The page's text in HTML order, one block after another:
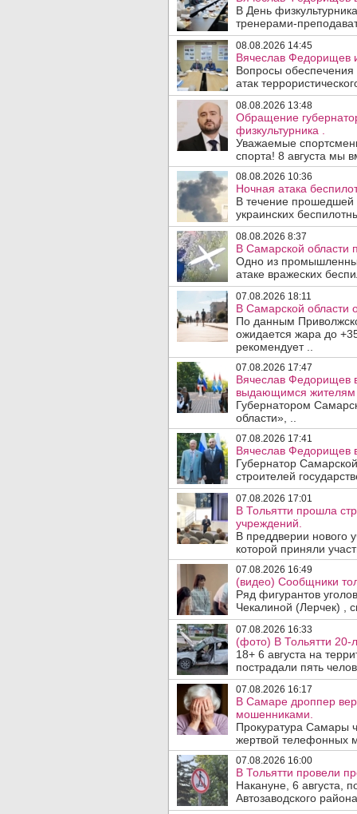
В День
тренерами-
08.08.2026 14:45
Вячеслав Федорищев
Вопросы обеспечения
атак
08.08.2026 13:48
Обращение
физкультурника .
Уважаемые
спорта! 8 августа мы
08.08.2026 10:36
Ночная атака
В течение
украинских
08.08.2026 8:37
В Самарской области
Одно из
атаке вражеских
07.08.2026 18:11
В Самарской области
По данным
ожидается жара до
рекомендует ..
07.08.2026 17:47
Вячеслав Федорищев
выдающимся жителям
Губернатором
области», ..
07.08.2026 17:41
Вячеслав Федорищев
Губернатор
строителей
07.08.2026 17:01
В Тольятти прошла
учреждений.
В преддверии нового
которой приняли
07.08.2026 16:49
(видео) Сообщники
Ряд фигурантов
Чекалиной (Лерчек) ,
07.08.2026 16:33
(фото) В Тольятти 20-
18+ 6 августа на
пострадали пять
07.08.2026 16:17
В Самаре дроппер
мошенниками.
Прокуратура Самары
жертвой телефонных
07.08.2026 16:00
В Тольятти провели
Накануне, 6 августа,
Автозаводского